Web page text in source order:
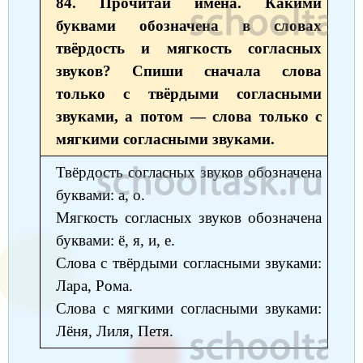
Окружающий мир
Русский язык
Музыка
Английский язык
Информатика
Литературное чтение
Математика
Окружающий мир
Математика
Литературное чтение
Музыка
Технология
Математика
Русский язык
Английский язык
Обществознание
История
География
Литература
Музыка
Информатика
Биология
Немецкий язык
Литература
Математика
Английский язык
Русский язык
Обществознание
Информатика
География
7 класс
Немецкий язык
Алгебра
Русский язык
Обществознание
Физика
Английский язык
Информатика
Литература
8 класс
География
История
Химия
Физика
Русский язык
Информатика
9 класс
Биология
Обществознание
Физика
Информатика
Русский язык
Химия
10 класс
Физика
Химия
Русский язык
11 класс
Физика
Химия
буквами обозначена в словах
твёрдость и мягкость согласных
звуков? Спиши сначала слова
только с твёрдыми согласными
звуками, а потом — слова только с
мягкими согласными звуками.
Твёрдость согласных звуков обозначена
буквами: а, о.
Мягкость согласных звуков обозначена
буквами: ё, я, и, е.
Слова с твёрдыми согласными звуками:
Лара, Рома.
Слова с мягкими согласными звуками:
Лёня, Лиля, Петя.